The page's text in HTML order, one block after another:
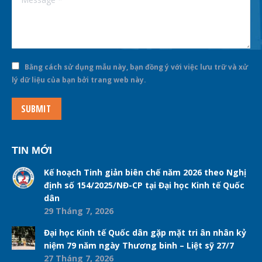
Bằng cách sử dụng mẫu này, bạn đồng ý với việc lưu trữ và xử
lý dữ liệu của bạn bởi trang web này.
SUBMIT
TIN MỚI
Kế hoạch Tinh giản biên chế năm 2026 theo Nghị
định số 154/2025/NĐ-CP tại Đại học Kinh tế Quốc
dân
29 Tháng 7, 2026
Đại học Kinh tế Quốc dân gặp mặt tri ân nhân kỷ
niệm 79 năm ngày Thương binh – Liệt sỹ 27/7
27 Tháng 7, 2026